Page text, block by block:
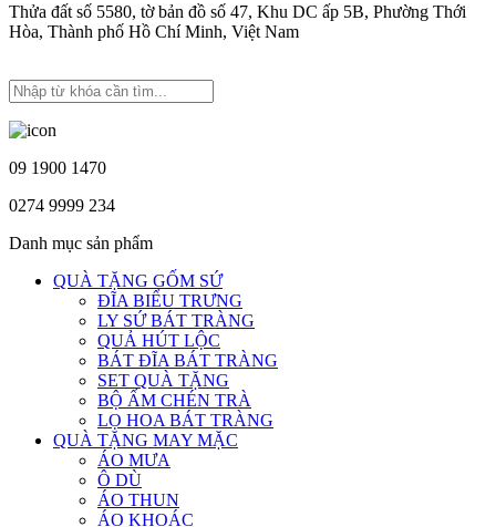
Thửa đất số 5580, tờ bản đồ số 47, Khu DC ấp 5B, Phường Thới
Hòa, Thành phố Hồ Chí Minh, Việt Nam
09 1900 1470
0274 9999 234
Danh mục sản phẩm
QUÀ TẶNG GỐM SỨ
ĐĨA BIỂU TRƯNG
LY SỨ BÁT TRÀNG
QUẢ HÚT LỘC
BÁT ĐĨA BÁT TRÀNG
SET QUÀ TẶNG
BỘ ẤM CHÉN TRÀ
LỌ HOA BÁT TRÀNG
QUÀ TẶNG MAY MẶC
ÁO MƯA
Ô DÙ
ÁO THUN
ÁO KHOÁC